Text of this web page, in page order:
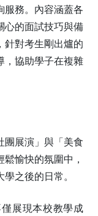
服務。內容涵蓋各
心的面試技巧與備
針對考生剛出爐的
，協助學子在複雜
團展演」與「美食
愉快的氛圍中，
之後的日常。
展現本校教學成